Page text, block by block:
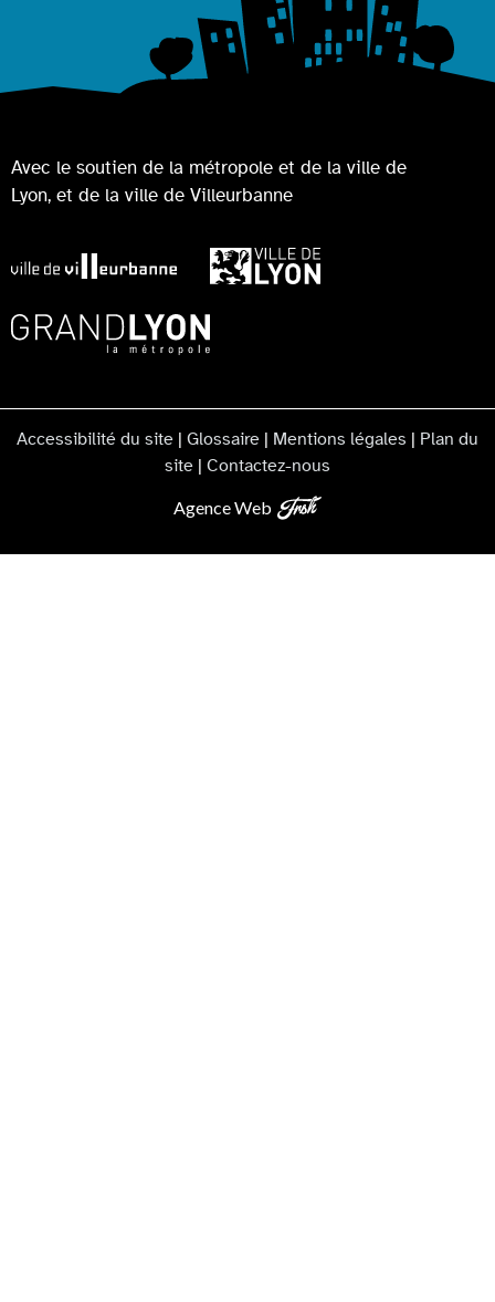
Avec le soutien de la métropole et de la ville de
Lyon, et de la ville de Villeurbanne
Accessibilité du site Glossaire Mentions légales
Plan du
site
Contactez-nous
Agence Web